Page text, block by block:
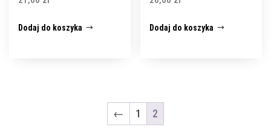
Dodaj do koszyka Dodaj do koszyka
← 1 2